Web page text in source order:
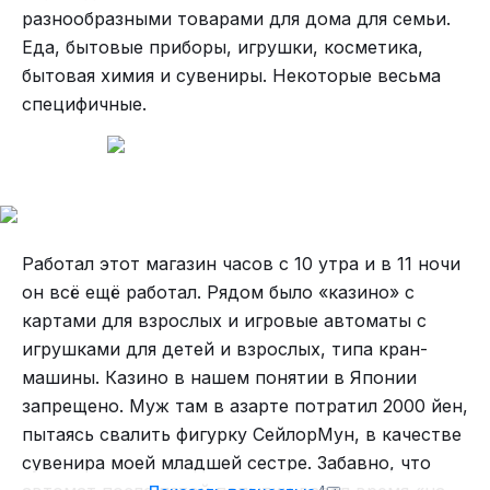
- Потрясающий ход.
Да.
Написано: Не используй картинку в качестве фона для
И не поспоришь.
Точно, не забываем про политику, несмотря на
то она тут запрещена:
Как я уже говорила, без очереди на
определённый промежуток времени на
некоторые аттракционы можно купить
дополнительный билет через интернет на
попользовались. В парочку аттракционов есть
местах (правда, поодиночке мы катались в
Юнивёрсале, а не в Диснейленде). Очередь
поодиночке, конечно, есть, но в 2-4 раза меньше
по времени, чем всем вместе. Иногда это
достаточно критично, потому что время
ожидания в очереди может составлять 120
минут. Очереди постоянно тихонечко движутся,
во многих местах есть интересное и забавное
разнообразными товарами для дома для семьи.
Еда, бытовые приборы, игрушки, косметика,
бытовая химия и сувениры. Некоторые весьма
специфичные.
Работал этот магазин часов с 10 утра и в 11 ночи
он всё ещё работал. Рядом было «казино» с
картами для взрослых и игровые автоматы с
игрушками для детей и взрослых, типа кран-
машины. Казино в нашем понятии в Японии
запрещено. Муж там в азарте потратил 2000 йен,
пытаясь свалить фигурку СейлорМун, в качестве
сувенира моей младшей сестре. Забавно, что